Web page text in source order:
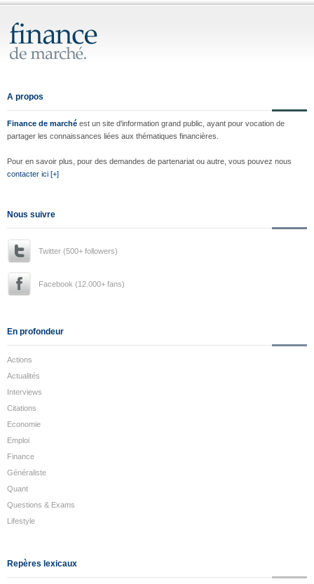
A propos
Finance de marché est un site d'information grand public, ayant pour vocation de
partager les connaissances liées aux thématiques financières.
Pour en savoir plus, pour des demandes de partenariat ou autre, vous pouvez nous
contacter ici [+]
Nous suivre
Twitter (500+ followers)
Facebook (12.000+ fans)
En profondeur
Actions
Actualités
Interviews
Citations
Economie
Emploi
Finance
Généraliste
Quant
Questions & Exams
Lifestyle
Repères lexicaux